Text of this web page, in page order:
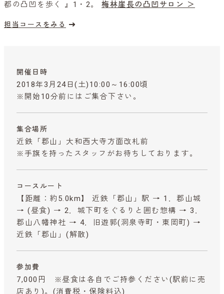
都の凸凹を歩く 』1・2。 梅林崖長の凸凹サロン ＞
担当コースをみる
開催日時
2018年3月24日(土)10:00～16:00頃
※開始10分前にはご集合下さい。
集合場所
近鉄「郡山」大和西大寺方面改札前
※手旗を持ったスタッフがお待ちしております。
コースルート
【距離：約5.0km】 近鉄「郡山」駅 → 1．郡山城
→ (昼食) → 2．城下町をぐるりと囲む惣構 → 3．
郡山八幡神社 → 4．旧遊郭(洞泉寺町・東岡町) →
近鉄「郡山」(解散)
参加費
7,000円 ※昼食は各自でご持参ください(駅前に売
店あり)。 (消費税・保険料込)